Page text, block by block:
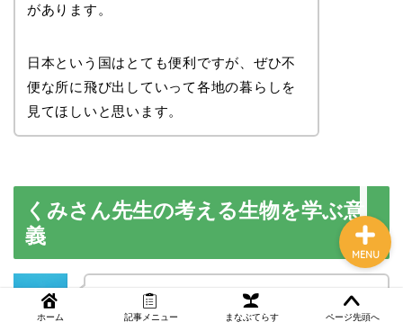
があります。
日本という国はとても便利ですが、ぜひ不
便な所に飛び出していって各地の暮らしを
見てほしいと思います。
くみさん先生の考える生物を学ぶ意
義
先生のプロフィール文にある
「生物を学ぶことは人生の必須科目であ
ホーム 記事メニュー まなぶてらす ページ先頭へ
MENU
まなぶてらす活用法